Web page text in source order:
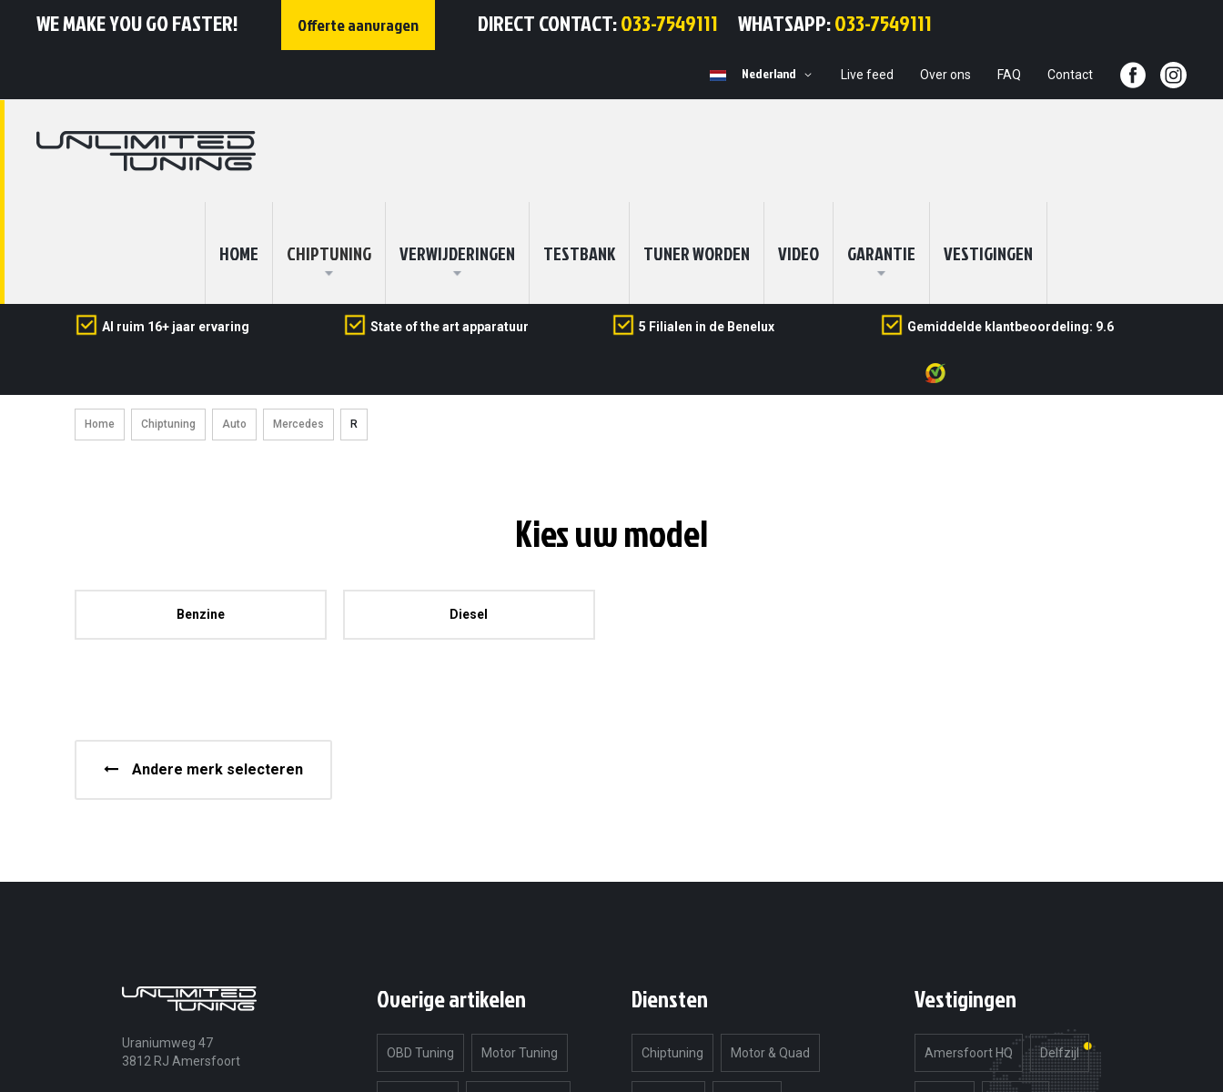
WE MAKE YOU GO FASTER! Offerte aanvragen DIRECT CONTACT:033-7549111 WHATSAPP:033-7549111
Selecteer
Nederland Live feed Over ons FAQ Contact
HOME CHIPTUNING VERWIJDERINGEN TESTBANK TUNER WORDEN VIDEO GARANTIE VESTIGINGEN
Al ruim 16+ jaar ervaring State of the art apparatuur 5 Filialen in de Benelux Gemiddelde klantbeoordeling: 9.6
Home Chiptuning Auto Mercedes R
Kies uw model
Benzine Diesel
Andere merk selecteren
Uraniumweg 47
3812 RJ Amersfoort
Overige artikelen
OBD Tuning Motor Tuning
Diensten
Chiptuning Motor & Quad
Vestigingen
Amersfoort HQ Delfzijl